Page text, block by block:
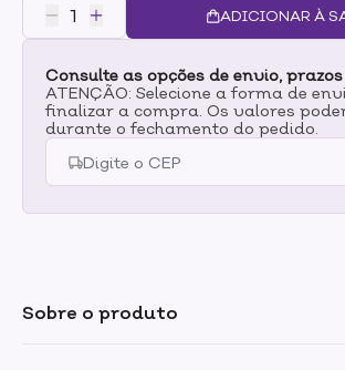
suave, cutículas seladas, hidratação
proteção contra o frizz,
todos os tipos de cabelo,
ressecados, danificados, sem brilho ou
a vitalidade natural. Ideal para quem
rotina completa de nutrição que
imediatos e duradouros.O que contém
Shampoo Nutrição 250ml-
200ml-Óleo Capilar Nutrição
cabeludo com a ponta dos dedos em
ADICIONAR À
Consulte as opções de envio,
ATENÇÃO: Selecione a forma de
finalizar a compra. Os valores
durante o fechamento do pedido.
Sobre o produto